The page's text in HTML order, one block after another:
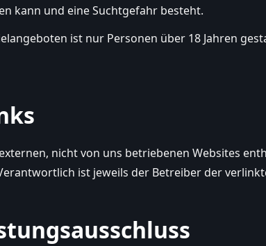
kann und eine Suchtgefahr besteht.
ist nur Personen über 18 Jahren
nicht von uns betriebenen Websites
ist jeweils der Betreiber der